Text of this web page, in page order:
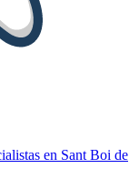
en Sant Boi de